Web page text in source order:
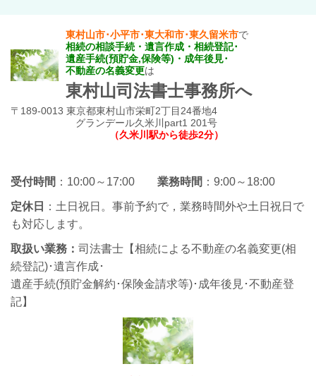
東村山市･小平市･東大和市･東久留米市で
相続の相談手続・遺言作成・相続登記･
遺産手続(預貯金,保険等)・ 成年後見･
不動産の名義変更は
東村山司法書士事務所へ
〒189-0013 東京都東村山市栄町2丁目24番地4
グランデール久米川part1 201号
（久米川駅から徒歩2分）
受付時間 ：10:00～17:00 業務時間 ：9:00～18:00
定休日
：土日祝日。事前予約で，業務時間外や土日祝日で
も対応します。
取扱い業務： 司法書士【相続による不動産の名義変更(相
続登記)･遺言作成･
遺産手続(預貯金解約･保険金請求等)･成年後見･不動産登
記】